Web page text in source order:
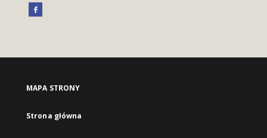
MAPA STRONY
Strona główna